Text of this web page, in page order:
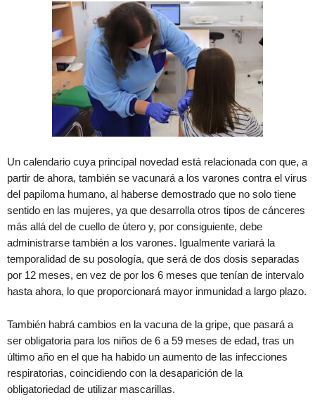
Un calendario cuya principal novedad está relacionada con que, a
partir de ahora, también se vacunará a los varones contra el virus
del papiloma humano, al haberse demostrado que no solo tiene
sentido en las mujeres, ya que desarrolla otros tipos de cánceres
más allá del de cuello de útero y, por consiguiente, debe
administrarse también a los varones. Igualmente variará la
temporalidad de su posología, que será de dos dosis separadas
por 12 meses, en vez de por los 6 meses que tenían de intervalo
hasta ahora, lo que proporcionará mayor inmunidad a largo plazo.
También habrá cambios en la vacuna de la gripe, que pasará a
ser obligatoria para los niños de 6 a 59 meses de edad, tras un
último año en el que ha habido un aumento de las infecciones
respiratorias, coincidiendo con la desaparición de la
obligatoriedad de utilizar mascarillas.